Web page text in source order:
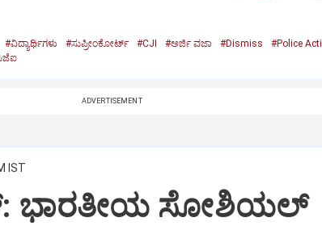
#ವಿದ್ಯಾರ್ಥಿಗಳು #ಸುಪ್ರೀಂಕೋರ್ಟ್‌ #CJI #ಅರ್ಜಿ ವಜಾ #Dismiss
#Police
ADVERTISEMENT
IST
ಭಾರತೀಯ ಸೋಶಿಯಲ್